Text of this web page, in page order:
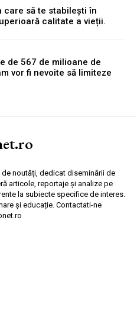
care să te stabilești în
calitate a vieții.
de 567 de milioane de
vor fi nevoite să limiteze
noutăți, dedicat diseminării de
articole, reportaje și analize pe
la subiecte specifice de interes.
și educație. Contactati-ne